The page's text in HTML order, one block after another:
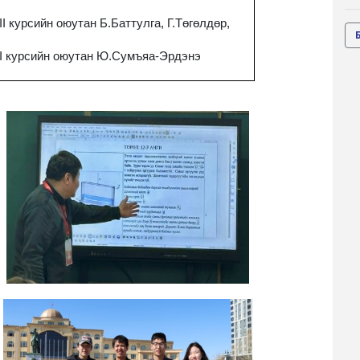
курсийн оюутан Б.Баттулга, Г.Төгөлдөр,
курсийн оюутан Ю.Сумъяа-Эрдэнэ